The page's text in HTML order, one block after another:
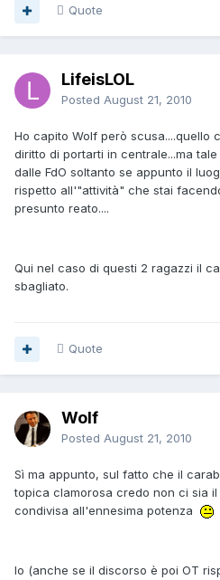
Quote
LifeisLOL
Posted August 21, 2010
Ho capito Wolf però scusa....quello
diritto di portarti in centrale...ma
dalle FdO soltanto se appunto il
rispetto all'"attività" che stai
presunto reato....
Qui nel caso di questi 2 ragazzi il
sbagliato.
Quote
Wolf
Posted August 21, 2010
Sì ma appunto, sul fatto che il
topica clamorosa credo non ci sia
condivisa all'ennesima potenza
Io (anche se il discorso è poi OT